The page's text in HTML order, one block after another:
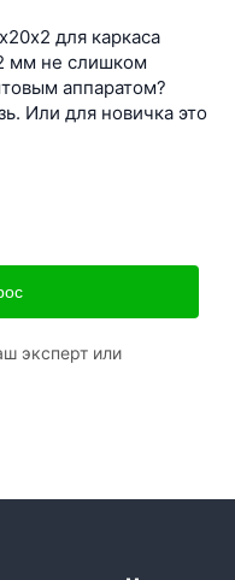
для каркаса
мм не слишком
аппаратом?
Или для новичка это
эксперт или